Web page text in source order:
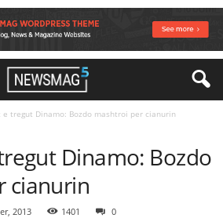
e tregut Dinamo: Bozdo mashtroi per cianurin
Dinamo: Bozdo
cianurin
2013 1401 0